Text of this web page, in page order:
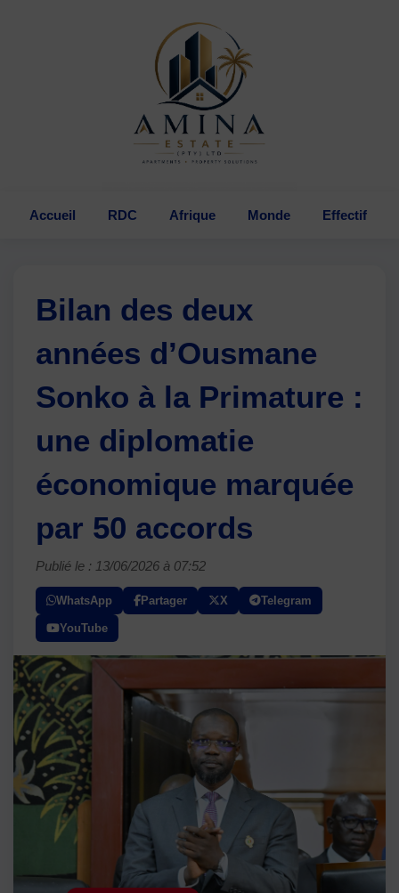
Accueil RDC Afrique Monde Effectif
Bilan des deux
années d’Ousmane
Sonko à la Primature :
une diplomatie
économique marquée
par 50 accords
Publié le : 13/06/2026 à 07:52
WhatsApp Partager X Telegram
YouTube